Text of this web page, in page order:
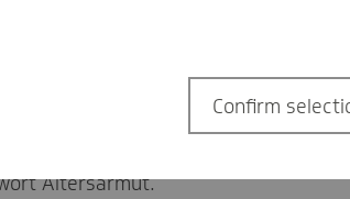
– wissen die
Die Entscheidung fällt aus
Jahre begleiten. Auch
zu pflegen und treten im Job
zur Falle werden – sowohl
Altersarmut.
Confirm